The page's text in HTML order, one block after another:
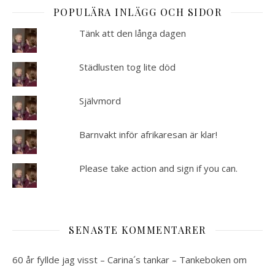
POPULÄRA INLÄGG OCH SIDOR
Tänk att den långa dagen
Städlusten tog lite död
Självmord
Barnvakt inför afrikaresan är klar!
Please take action and sign if you can.
SENASTE KOMMENTARER
60 år fyllde jag visst – Carina´s tankar – Tankeboken om